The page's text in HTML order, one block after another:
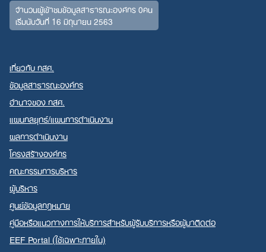
Search
for:
จำนวนผู้เข้าชมข้อมูลสาธารณะองค์กร 0คน
เริ่มนับวันที่ 16 มิถุนายน 2563
เกี่ยวกับ กสศ.
ข้อมูลสาธารณะองค์กร
อำนาจของ กสศ.
แผนกลยุทธ์/แผนการดำเนินงาน
ผลการดำเนินงาน
โครงสร้างองค์กร
คณะกรรมการบริหาร
ผู้บริหาร
ศูนย์ข้อมูลกฎหมาย
คู่มือหรือแนวทางการให้บริการสำหรับผู้รับบริการหรือผู้มาติดต่อ
EEF Portal (ใช้เฉพาะภายใน)